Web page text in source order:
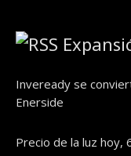
Inveready se
Enerside
Precio de la luz hoy,